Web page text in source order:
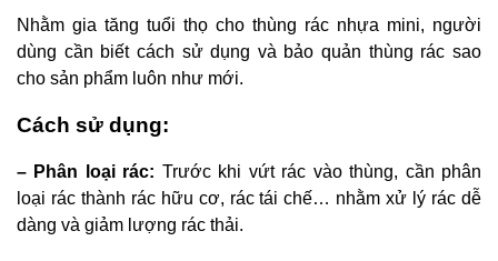
Nhằm gia tăng tuổi thọ cho thùng rác nhựa mini, người
dùng cần biết cách sử dụng và bảo quản thùng rác sao
cho sản phẩm luôn như mới.
Cách sử dụng:
– Phân loại rác: Trước khi vứt rác vào thùng, cần phân
loại rác thành rác hữu cơ, rác tái chế… nhằm xử lý rác dễ
dàng và giảm lượng rác thải.